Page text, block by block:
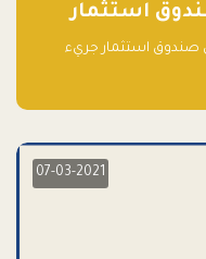
استثمار
صندوق استثمار جريء
07-03-2021